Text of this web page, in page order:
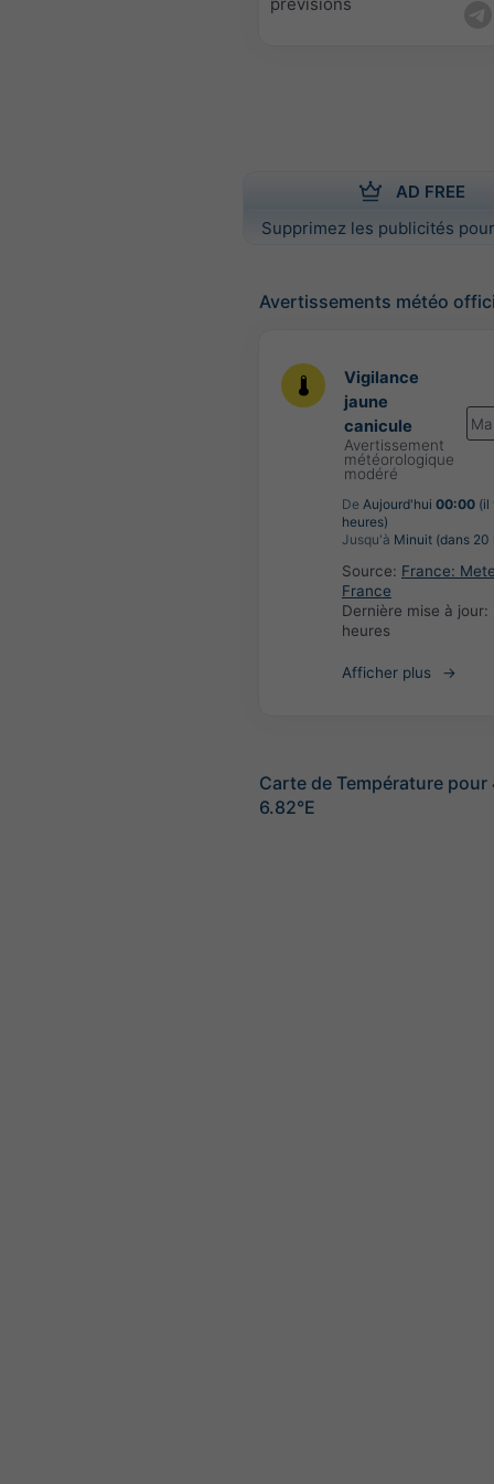
AD FREE
Supprimez les publicités
Avertissements météo
Vigilance
jaune
canicule
Avertissement
météorologique
modéré
De Aujourd'hui 00:00 (il
heures)
Jusqu'à Minuit (dans 20
Source: France:
France
Dernière mise à jour:
heures
Afficher plus
Carte de Température pour
6.82°E